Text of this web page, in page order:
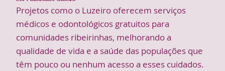
Projetos como o Luzeiro oferecem serviços
médicos e odontológicos gratuitos para
comunidades ribeirinhas, melhorando a
qualidade de vida e a saúde das populações que
têm pouco ou nenhum acesso a esses cuidados.